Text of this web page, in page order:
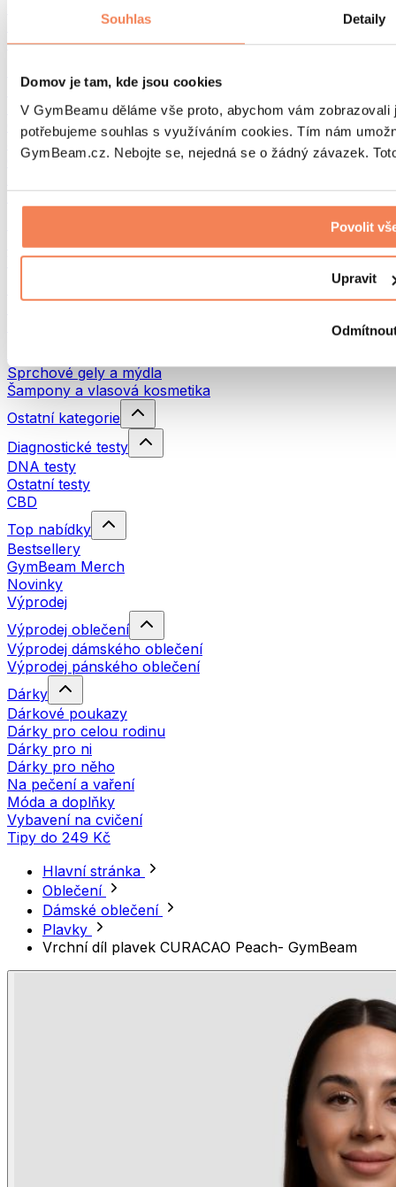
Souhlas Detaily
Domov je tam, kde jsou cookies
V GymBeamu děláme vše proto, abychom vám
potřebujeme souhlas s využíváním cookies. Tím nám
GymBeam.cz. Nebojte se, nejedná se o žádný závazek.
Povolit
Upravit
Batohy
Běh
Bojové sporty
Cyklistika
Jóga a pilates
Otužování
Turistika
Red Light Therapy
Vodní filtry a konvice
Sprchové gely a mýdla
Šampony a vlasová kosmetika
Ostatní kategorie
Diagnostické testy
DNA testy
Ostatní testy
CBD
Top nabídky
Bestsellery
GymBeam Merch
Novinky
Výprodej
Výprodej oblečení
Výprodej dámského oblečení
Výprodej pánského oblečení
Dárky
Dárkové poukazy
Dárky pro celou rodinu
Dárky pro ni
Dárky pro něho
Na pečení a vaření
Móda a doplňky
Vybavení na cvičení
Tipy do 249 Kč
Hlavní stránka
Oblečení
Dámské oblečení
Plavky
Vrchní díl plavek CURACAO Peach- GymBeam